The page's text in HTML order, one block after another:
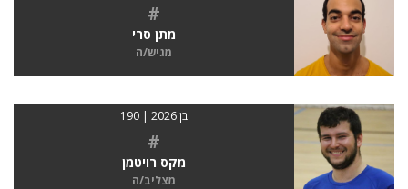
#
מתן סרי
מגיש/ה
בן 2026 | 190
#
מקס רויטמן
מצליב/ה